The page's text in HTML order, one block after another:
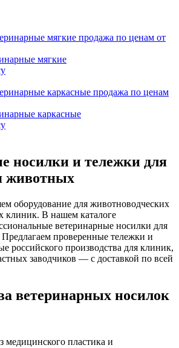
мягкие
каркасные
носилки и тележки для
животных
оборудование для животноводческих
клиник. В нашем каталоге
ветеринарные носилки для
проверенные тележки и
российского производства для клиник,
заводчиков — с доставкой по всей
ветеринарных носилок
медицинского пластика и